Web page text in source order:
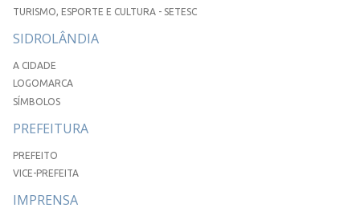
TURISMO, ESPORTE E CULTURA - SETESC
SIDROLÂNDIA
A CIDADE
LOGOMARCA
SÍMBOLOS
PREFEITURA
PREFEITO
VICE-PREFEITA
IMPRENSA